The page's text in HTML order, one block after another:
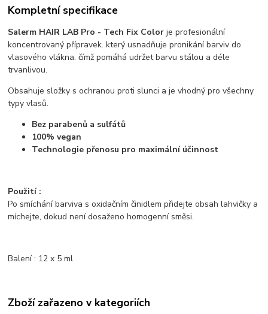
Kompletní specifikace
Salerm HAIR LAB Pro - Tech Fix Color je profesionální
koncentrovaný přípravek. který usnadňuje pronikání barviv do
vlasového vlákna. čímž pomáhá udržet barvu stálou a déle
trvanlivou.
Obsahuje složky s ochranou proti slunci a je vhodný pro všechny
typy vlasů.
Bez parabenů a sulfátů
100% vegan
Technologie přenosu pro maximální účinnost
Použití :
Po smíchání barviva s oxidačním činidlem přidejte obsah lahvičky a
míchejte, dokud není dosaženo homogenní směsi.
Balení : 12 x 5 ml
Zboží zařazeno v kategoriích